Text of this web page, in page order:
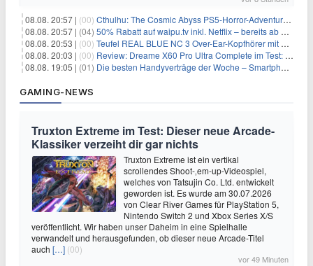
08.08. 20:57 | (00) Cthulhu: The Cosmic Abyss PS5-Horror-Adventure für 27,99€
08.08. 20:57 | (04) 50% Rabatt auf waipu.tv inkl. Netflix – bereits ab 9€/Monat (statt 17,99€)
08.08. 20:53 | (00) Teufel REAL BLUE NC 3 Over-Ear-Kopfhörer mit ANC für 149,99€
08.08. 20:03 | (00) Review: Dreame X60 Pro Ultra Complete im Test: 42.000 Pa, 100 °C Moppwäsche & erstaunlich viel Technik in nur 8,9 cm Höhe
08.08. 19:05 | (01) Die besten Handyverträge der Woche – Smartphone-Tarife & SIM-Only im Überblick
GAMING-NEWS
Truxton Extreme im Test: Dieser neue Arcade-
Klassiker verzeiht dir gar nichts
Truxton Extreme ist ein vertikal
scrollendes Shoot-‚em-up-Videospiel,
welches von Tatsujin Co. Ltd. entwickelt
geworden ist. Es wurde am 30.07.2026
von Clear River Games für PlayStation 5,
Nintendo Switch 2 und Xbox Series X/S
veröffentlicht. Wir haben unser Daheim in eine Spielhalle
verwandelt und herausgefunden, ob dieser neue Arcade-Titel
auch […] (00)
vor 49 Minuten